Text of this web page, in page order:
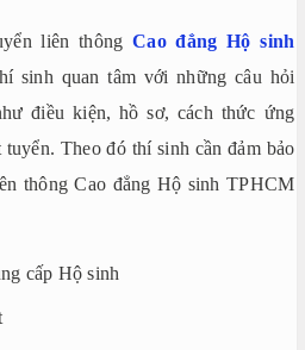
liên thôngCao đẳng Hộ sinh
sinh quan tâm với những câu hỏi
điều kiện, hồ sơ, cách thức ứng
Theo đó thí sinh cần đảm bảo
thông Cao đẳng Hộ sinh TPHCM
cấp Hộ sinh